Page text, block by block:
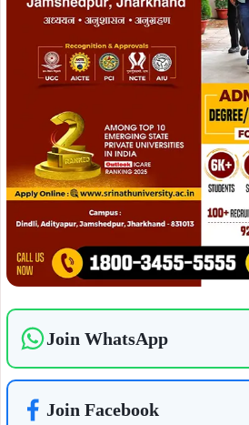
Join WhatsApp
Join Facebook